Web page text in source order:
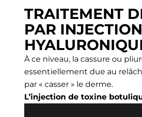
TRAITEMENT
PAR
À ce niveau, la cassure ou
essentiellement due au
par « casser » le derme.
L’injection de toxine